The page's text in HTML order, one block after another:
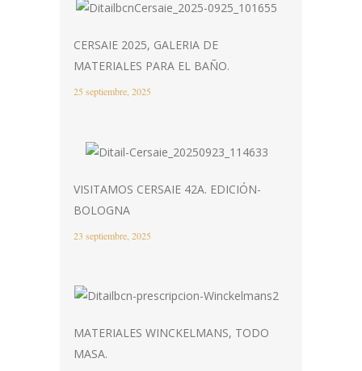
CERSAIE 2025, GALERIA DE
MATERIALES PARA EL BAÑO.
25 septiembre, 2025
VISITAMOS CERSAIE 42A. EDICIÓN-
BOLOGNA
23 septiembre, 2025
MATERIALES WINCKELMANS, TODO
MASA.